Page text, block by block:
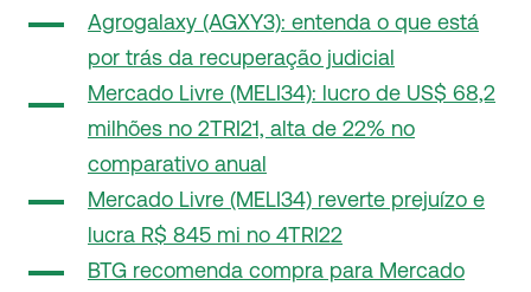
Agrogalaxy (AGXY3): entenda o que está
por trás da recuperação judicial
Mercado Livre (MELI34): lucro de US$ 68,2
milhões no 2TRI21, alta de 22% no
comparativo anual
Mercado Livre (MELI34) reverte prejuízo e
lucra R$ 845 mi no 4TRI22
BTG recomenda compra para Mercado